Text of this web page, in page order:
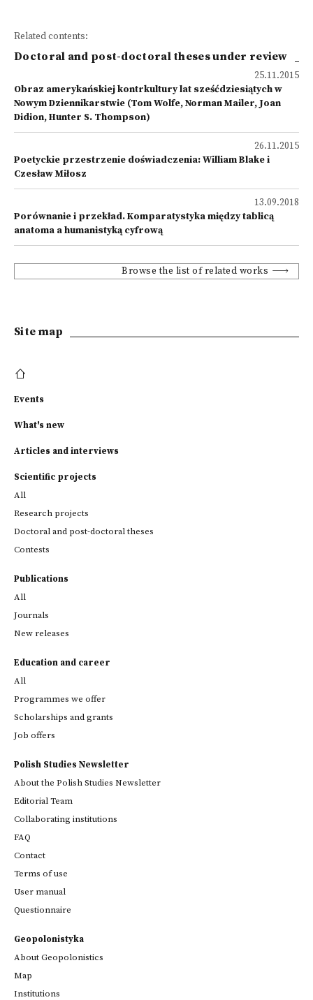
Related contents:
Doctoral and post-doctoral theses under review
25.11.2015
Obraz amerykańskiej kontrkultury lat sześćdziesiątych w
Nowym Dziennikarstwie (Tom Wolfe, Norman Mailer, Joan
Didion, Hunter S. Thompson)
26.11.2015
Poetyckie przestrzenie doświadczenia: William Blake i
Czesław Miłosz
13.09.2018
Porównanie i przekład. Komparatystyka między tablicą
anatoma a humanistyką cyfrową
Browse the list of related works
Site map
Events
What's new
Articles and interviews
Scientific projects
All
Research projects
Doctoral and post-doctoral theses
Contests
Publications
All
Journals
New releases
Education and career
All
Programmes we offer
Scholarships and grants
Job offers
Polish Studies Newsletter
About the Polish Studies Newsletter
Editorial Team
Collaborating institutions
FAQ
Contact
Terms of use
User manual
Questionnaire
Geopolonistyka
About Geopolonistics
Map
Institutions